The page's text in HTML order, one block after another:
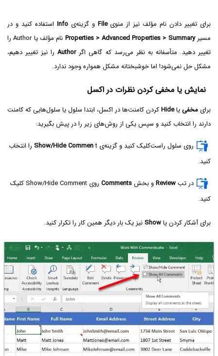
برای تغییر دادن نام مؤلف نیز از منویFile و گزینه‌یInfo استفاده کنید و در
مسیرProperties > Advanced Properties > Summary
نام مؤلف یا Author را
تغییر دهید. متأسفانه به نظر می‌رسد که گاهی اگرAuthorرا نیز تغییر دهیم،
مشکل حل نمی‌شود! اما خوشبختانه مشکل همواره وجود ندارد.
نمایش یا مخفی کردن نظرات در اکسل
برای مخفییاHideکردن کامنت‌ها در اکسل، ابتدا سلول یا سلول‌هایی که کامنت
دارند را انتخاب کنید و سپس یکی از روش‌های زیر را در پیش بگیرید:
روی سلول راست‌کلیک کنید و گزینه‌ی Show/Hide Commen t را انتخاب
کنید.
در تبReviewو بخشComments
روی Show/Hide Comment کلیک
کنید.
برای آشکار کردن یاShow نیز یک بار دیگر همین کار را تکرار کنید.